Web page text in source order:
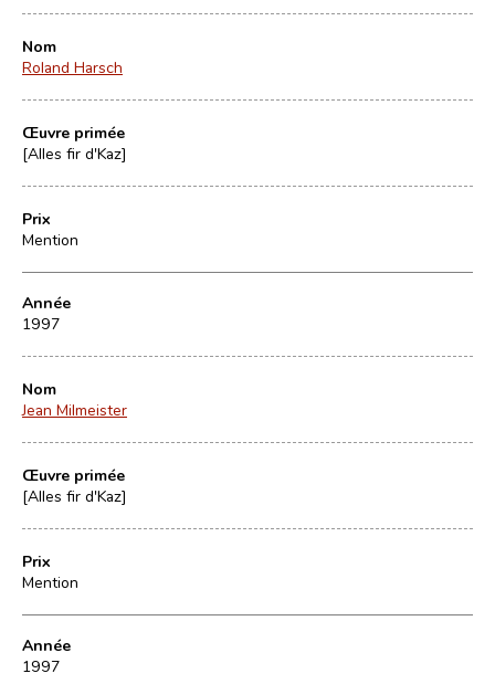
Nom
Roland Harsch
Œuvre primée
[Alles fir d'Kaz]
Prix
Mention
Année
1997
Nom
Jean Milmeister
Œuvre primée
[Alles fir d'Kaz]
Prix
Mention
Année
1997